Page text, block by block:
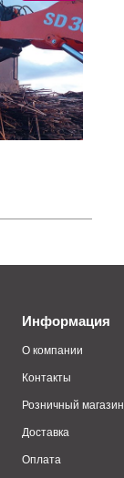
Информация
О компании
Контакты
Розничный магазин
Доставка
Оплата